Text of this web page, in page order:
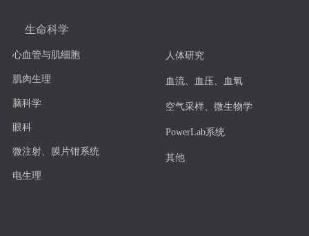
生命科学
心血管与肌细胞
肌肉生理
脑科学
眼科
微注射、膜片钳系统
电生理
人体研究
血流、血压、血氧
空气采样、微生物学
PowerLab系统
其他